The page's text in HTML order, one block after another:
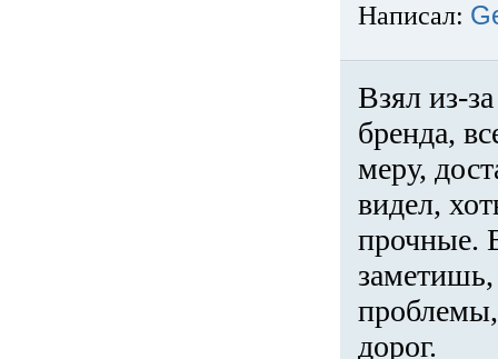
Написал:
Взял из-
бренда,
меру,
видел,
прочные.
проблемы,
дорог.